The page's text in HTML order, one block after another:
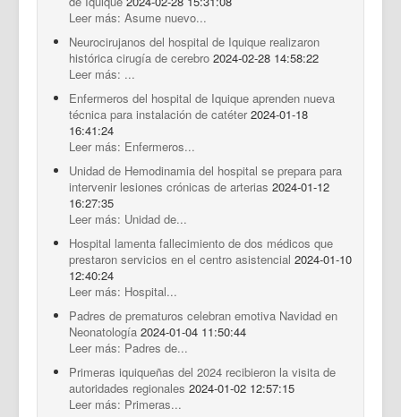
Leer más: Asume nuevo...
Neurocirujanos del hospital de Iquique realizaron
histórica cirugía de cerebro 2024-02-28 14:58:22
Leer más: ...
Enfermeros del hospital de Iquique aprenden nueva
técnica para instalación de catéter 2024-01-18
16:41:24
Leer más: Enfermeros...
Unidad de Hemodinamia del hospital se prepara para
intervenir lesiones crónicas de arterias 2024-01-12
16:27:35
Leer más: Unidad de...
Hospital lamenta fallecimiento de dos médicos que
prestaron servicios en el centro asistencial 2024-01-10
12:40:24
Leer más: Hospital...
Padres de prematuros celebran emotiva Navidad en
Neonatología 2024-01-04 11:50:44
Leer más: Padres de...
Primeras iquiqueñas del 2024 recibieron la visita de
autoridades regionales 2024-01-02 12:57:15
Leer más: Primeras...